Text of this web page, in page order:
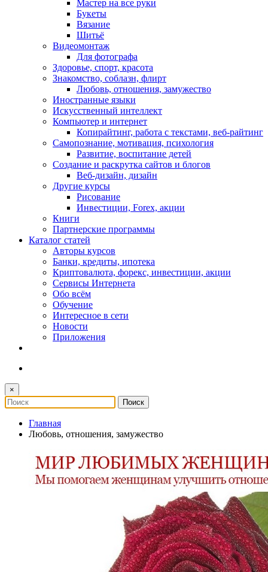
Мастер на все руки
Букеты
Вязание
Шитьё
Видеомонтаж
Для фотографа
Здоровье, спорт, красота
Знакомство, соблазн, флирт
Любовь, отношения, замужество
Иностранные языки
Искусственный интеллект
Компьютер и интернет
Копирайтинг, работа с текстами, веб-райтинг
Самопознание, мотивация, психология
Развитие, воспитание детей
Создание и раскрутка сайтов и блогов
Веб-дизайн, дизайн
Другие курсы
Рисование
Инвестиции, Forex, акции
Книги
Партнерские программы
Каталог статей
Авторы курсов
Банки, кредиты, ипотека
Криптовалюта, форекс, инвестиции, акции
Сервисы Интернета
Обо всём
Обучение
Интересное в сети
Новости
Приложения
×
Главная
Любовь, отношения, замужество